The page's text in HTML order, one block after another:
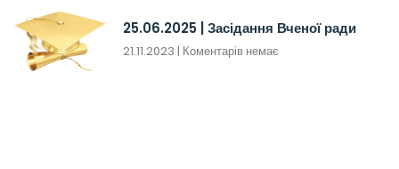
25.06.2025 | Засідання Вченої ради
21.11.2023 Коментарів немає